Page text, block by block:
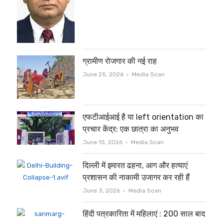
ग्रामीण रोजगार की नई राह
June 25, 2026 Author
Media Scan
एफटीआईआई है या left orientation का
प्रचार केंद्र: एक छात्रा का अनुभव
June 15, 2026 Author
Media Scan
दिल्ली में इमारत ढहना, आग और हत्याएं
प्रशासन की नाकामी उजागर कर रही हैं
June 3, 2026 Author
Media Scan
हिंदी पत्रकारिता में महिलाएं : 200 साल बाद